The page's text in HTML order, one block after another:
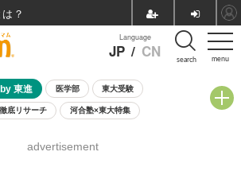
menu
Language
JP / CN search
東進 医学部 東大受験
底リサーチ 河合塾×東大特集
8月開催学校説明会・相談会
advertisement